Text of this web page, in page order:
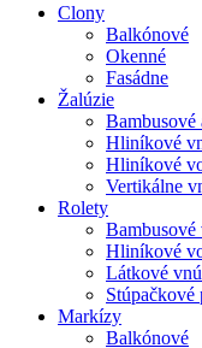
Clony
Balkónové
Okenné
Fasádne
Žalúzie
Bambusové
Hliníkové
Hliníkové
Vertikálne
Rolety
Bambusové
Hliníkové
Látkové
Stúpačkové
Markízy
Balkónové